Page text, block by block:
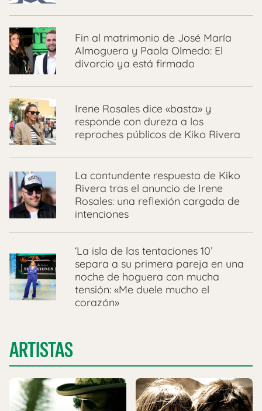
Fin al matrimonio de José María
Almoguera y Paola Olmedo: El
divorcio ya está firmado
Irene Rosales dice «basta» y
responde con dureza a los
reproches públicos de Kiko Rivera
La contundente respuesta de Kiko
Rivera tras el anuncio de Irene
Rosales: una reflexión cargada de
intenciones
‘La isla de las tentaciones 10’
separa a su primera pareja en una
noche de hoguera con mucha
tensión: «Me duele mucho el
corazón»
ARTISTAS